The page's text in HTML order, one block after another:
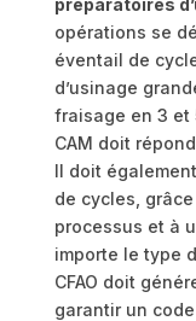
opérations se
éventail de
d’usinage
fraisage en 3 et
CAM doit
Il doit
de cycles,
processus et à
importe le type
CFAO doit
garantir un